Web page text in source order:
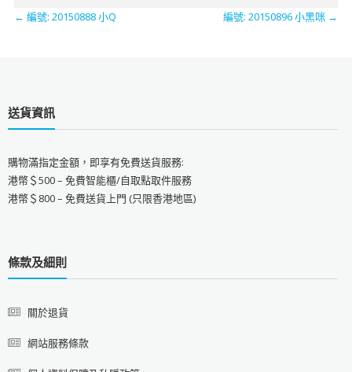
← 編號: 20150888 小Q ​編號: 20150896 小黑咪 →
送貨資訊
購物滿指定金額，即享有免費送貨服務:
港幣＄500 – 免費智能櫃/自取點取件服務
港幣＄800 – 免費送貨上門 (只限香港地區)
條款及細則
關於退貨
網站服務條款